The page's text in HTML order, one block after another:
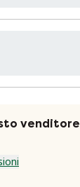
venditore